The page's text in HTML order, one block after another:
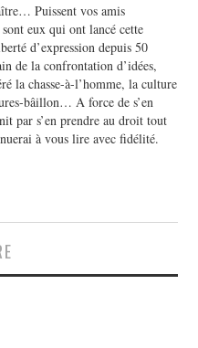
Puissent vos amis
eux qui ont lancé cette
d’expression depuis 50
de la confrontation d’idées,
la chasse-à-l’homme, la culture
bâillon… A force de s’en
par s’en prendre au droit tout
à vous lire avec fidélité.